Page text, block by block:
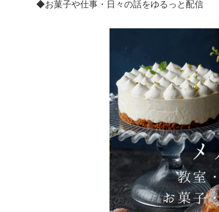
◆お菓子や仕事・日々の話をゆるっと配信